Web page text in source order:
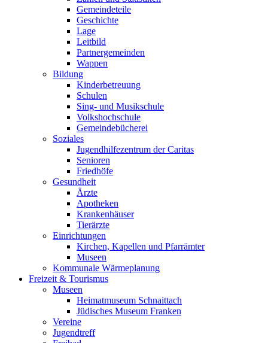
Gemeindeteile
Geschichte
Lage
Leitbild
Partnergemeinden
Wappen
Bildung
Kinderbetreuung
Schulen
Sing- und Musikschule
Volkshochschule
Gemeindebücherei
Soziales
Jugendhilfezentrum der Caritas
Senioren
Friedhöfe
Gesundheit
Ärzte
Apotheken
Krankenhäuser
Tierärzte
Einrichtungen
Kirchen, Kapellen und Pfarrämter
Museen
Kommunale Wärmeplanung
Freizeit & Tourismus
Museen
Heimatmuseum Schnaittach
Jüdisches Museum Franken
Vereine
Jugendtreff